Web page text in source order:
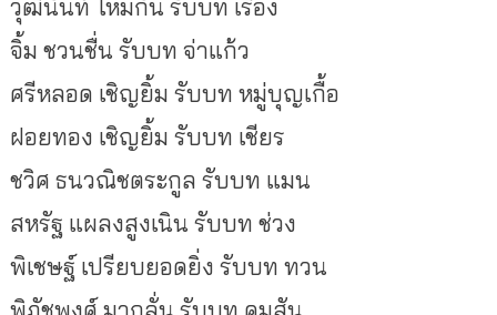
วุฒินันท์ ไหมกัน รับบท เรือง
จิ้ม ชวนชื่น รับบท จ่าแก้ว
ศรีหลอด เชิญยิ้ม รับบท หมู่บุญเกื้อ
ฝอยทอง เชิญยิ้ม รับบท เชียร
ชวิศ ธนวณิชตระกูล รับบท แมน
สหรัฐ แผลงสูงเนิน รับบท ช่วง
พิเชษฐ์ เปรียบยอดยิ่ง รับบท ทวน